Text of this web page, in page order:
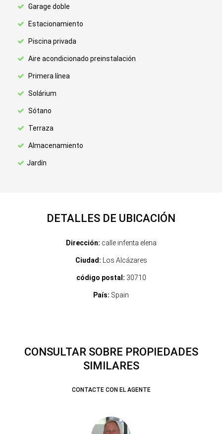
Garage doble
Estacionamiento
Piscina privada
Aire acondicionado preinstalación
Primera línea
Solárium
Sótano
Terraza
Almacenamiento
Jardín
DETALLES DE UBICACIÓN
Dirección: calle infenta elena
Ciudad: Los Alcázares
código postal: 30710
País: Spain
CONSULTAR SOBRE PROPIEDADES
SIMILARES
CONTACTE CON EL AGENTE